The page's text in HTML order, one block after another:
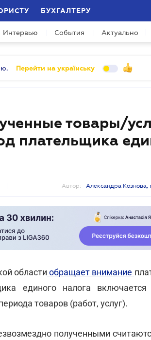
БУХГАЛТЕРУ
Интервью События Актуально
Перейти на українську
товары/
плательщика
Автор: Александра Кознова,
области обращает внимание
единого налога включается
товаров (работ, услуг).
полученными